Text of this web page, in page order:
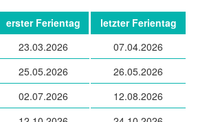
erster Ferientag
letzter Ferientag
23.03.2026
07.04.2026
25.05.2026
26.05.2026
02.07.2026
12.08.2026